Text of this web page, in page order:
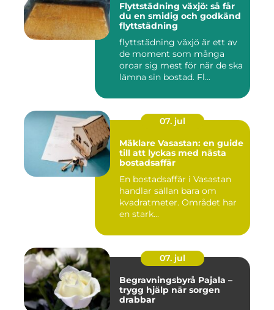
Flyttstädning växjö: så får
du en smidig och godkänd
flyttstädning
flyttstädning växjö är ett av
de moment som många
oroar sig mest för när de ska
lämna sin bostad. Fl...
07. jul
Mäklare Vasastan: en guide
till att lyckas med nästa
bostadsaffär
En bostadsaffär i Vasastan
handlar sällan bara om
kvadratmeter. Området har
en stark...
07. jul
Begravningsbyrå Pajala –
trygg hjälp när sorgen
drabbar